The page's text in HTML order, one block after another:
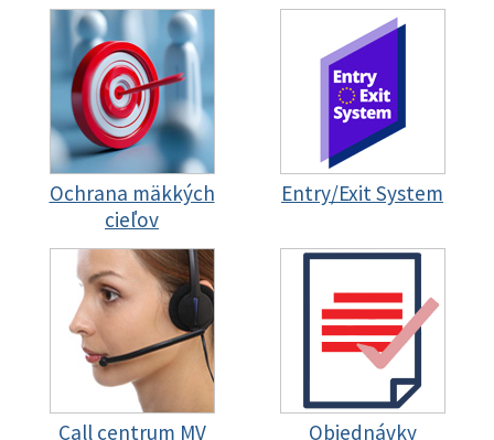
Ochrana mäkkých
cieľov
Entry/Exit System
Call centrum MV
Objednávky